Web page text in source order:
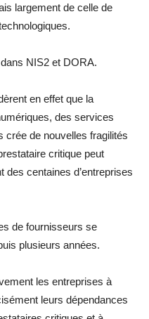
largement de celle de
NIS2 et DORA.
en effet que la
des services
crée de nouvelles fragilités
critique peut
centaines d’entreprises
de fournisseurs se
plusieurs années.
les entreprises à
leurs dépendances